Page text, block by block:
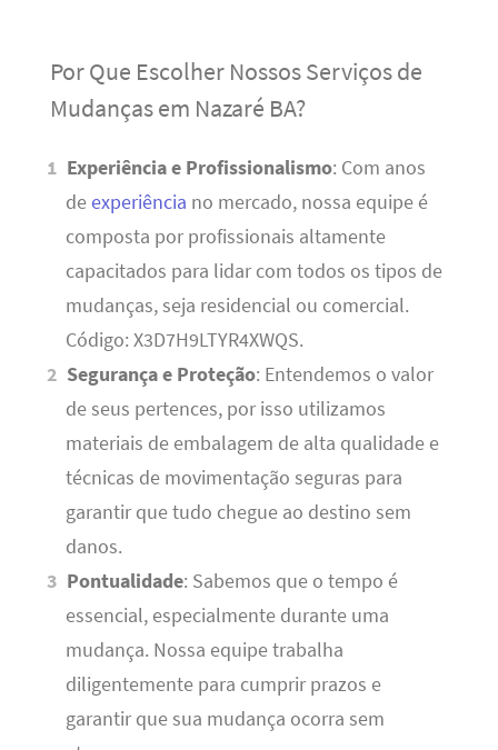
Por Que Escolher Nossos Serviços de
Mudanças em Nazaré BA?
Experiência e Profissionalismo: Com anos
deexperiência no mercado, nossa equipe é
composta por profissionais altamente
capacitados para lidar com todos os tipos de
mudanças, seja residencial ou comercial.
Código: X3D7H9LTYR4XWQS.
Segurança e Proteção: Entendemos o valor
de seus pertences, por isso utilizamos
materiais de embalagem de alta qualidade e
técnicas de movimentação seguras para
garantir que tudo chegue ao destino sem
danos.
Pontualidade: Sabemos que o tempo é
essencial, especialmente durante uma
mudança. Nossa equipe trabalha
diligentemente para cumprir prazos e
garantir que sua mudança ocorra sem